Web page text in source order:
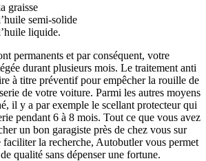
graisse
semi-solide
liquide.
permanents et par conséquent, votre
durant plusieurs mois. Le traitement anti
à titre préventif pour empêcher la rouille de
de votre voiture. Parmi les autres moyens
il y a par exemple le scellant protecteur qui
pendant 6 à 8 mois. Tout ce que vous avez
un bon garagiste près de chez vous sur
la recherche, Autobutler vous permet
qualité sans dépenser une fortune.